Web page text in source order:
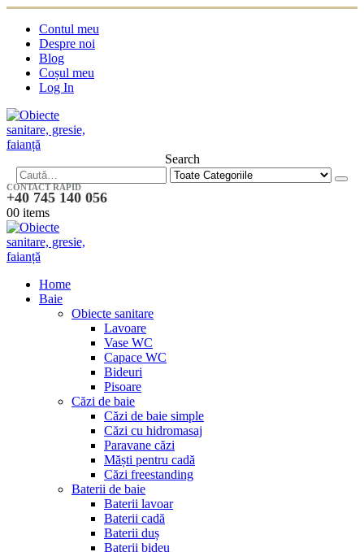
Contul meu
Despre noi
Blog
Coșul meu
Log In
Search
CONTACT RAPID
+40 745 140 056
00 items
Home
Baie
Obiecte sanitare
Lavoare
Vase WC
Capace WC
Bideuri
Pisoare
Căzi de baie
Căzi de baie simple
Căzi cu hidromasaj
Paravane căzi
Măști pentru cadă
Căzi freestanding
Baterii de baie
Baterii lavoar
Baterii cadă
Baterii duș
Baterii bideu